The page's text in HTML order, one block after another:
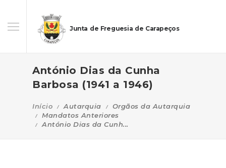
Junta de Freguesia de Carapeços
António Dias da Cunha
Barbosa (1941 a 1946)
Início Autarquia
Orgãos da Autarquia
Mandatos Anteriores
António Dias da Cunh...